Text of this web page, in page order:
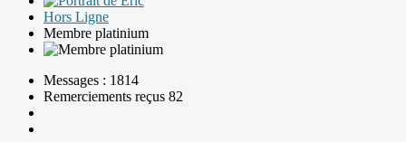
Hors Ligne
Membre platinium
Messages : 1814
Remerciements reçus 82